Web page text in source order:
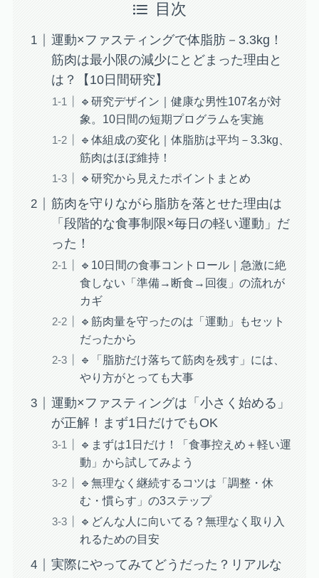
目次
運動×ファスティングで体脂肪－3.3kg！
筋肉は最小限の減少にとどまった理由と
は？【10日間研究】
🔹研究デザイン｜健康な男性107名が対
象。10日間の短期プログラムを実施
🔹体組成の変化｜体脂肪は平均－3.3kg、
筋肉はほぼ維持！
🔹研究から見えたポイントまとめ
筋肉を守りながら脂肪を落とせた理由は
「段階的な食事制限×毎日の軽い運動」だ
った！
🔹10日間の食事コントロール｜急激に絶
食しない「準備→断食→回復」の流れが
カギ
🔹筋肉量を守ったのは「運動」もセット
だったから
🔹「脂肪だけ落ちて筋肉を残す」には、
やり方がとっても大事
運動×ファスティングは「小さく始める」
が正解！まず1日だけでもOK
🔹まずは1日だけ！「食事控えめ＋軽い運
動」から試してみよう
🔹無理なく継続するコツは「調整・休
む・慣らす」の3ステップ
🔹どんな人に向いてる？無理なく取り入
れるための目安
実際にやってみてどうだった？リアルな